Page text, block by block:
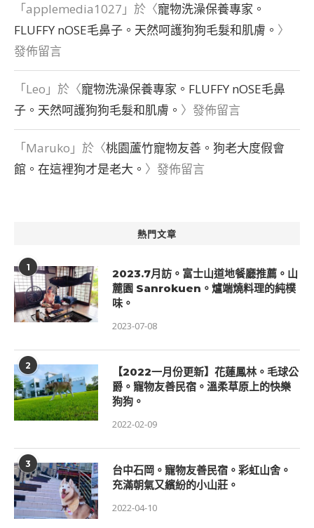
「applemedia1027 」於〈寵物洗澡保養專家。
FLUFFY nOSE毛鼻子。天然呵護狗狗毛髮和肌膚。 〉
發佈留言
「Leo 」於〈寵物洗澡保養專家。FLUFFY nOSE毛鼻
子。天然呵護狗狗毛髮和肌膚。 〉發佈留言
「Maruko 」於〈桃園蘆竹寵物友善。狗老大度假會
館。在這裡狗才是老大。 〉發佈留言
熱門文章
1
2023.7月訪。富士山道地餐廳推薦。山
麓園 Sanrokuen。爐端燒料理的純樸
味。
2023-07-08
2
【2022一月份更新】花蓮鳳林。毛球公
爵。寵物友善民宿。溫柔草原上的快樂
狗狗。
2022-02-09
3
台中石岡。寵物友善民宿。彩虹山舍。
充滿朝氣又繽紛的小山莊。
2022-04-10